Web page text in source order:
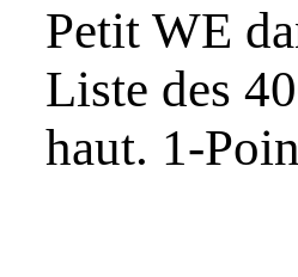
Petit WE
Liste des
haut. 1-